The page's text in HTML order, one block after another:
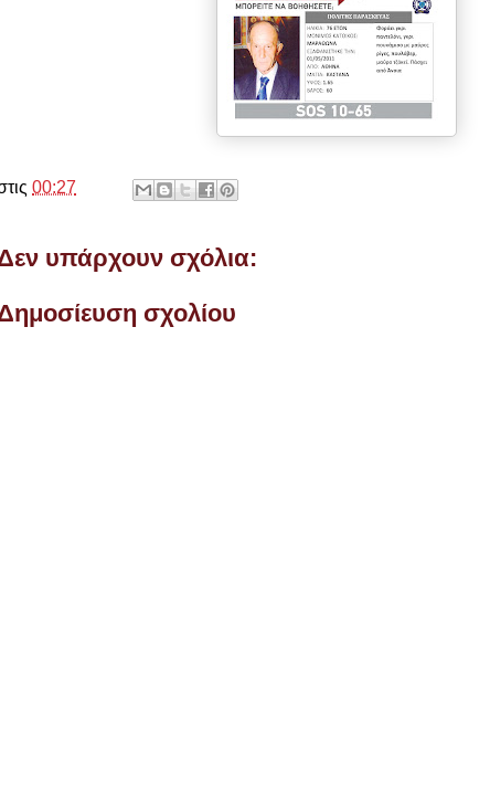
00:27
υπάρχουν σχόλια:
σχολίου